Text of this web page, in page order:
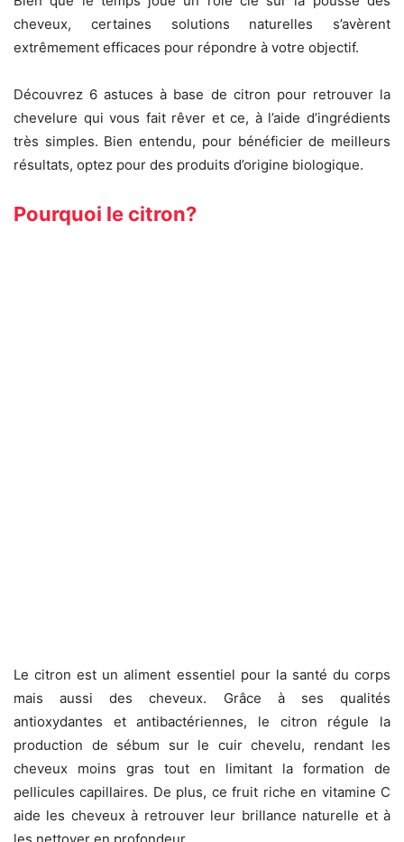
cheveux, certaines solutions naturelles s’avèrent
extrêmement efficaces pour répondre à votre objectif.
Découvrez 6 astuces à base de citron pour retrouver la
chevelure qui vous fait rêver et ce, à l’aide d’ingrédients
très simples. Bien entendu, pour bénéficier de meilleurs
résultats, optez pour des produits d’origine biologique.
Pourquoi le citron?
Le citron est un aliment essentiel pour la santé du corps
mais aussi des cheveux. Grâce à ses qualités
antioxydantes et antibactériennes, le citron régule la
production de sébum sur le cuir chevelu, rendant les
cheveux moins gras tout en limitant la formation de
pellicules capillaires. De plus, ce fruit riche en vitamine C
aide les cheveux à retrouver leur brillance naturelle et à